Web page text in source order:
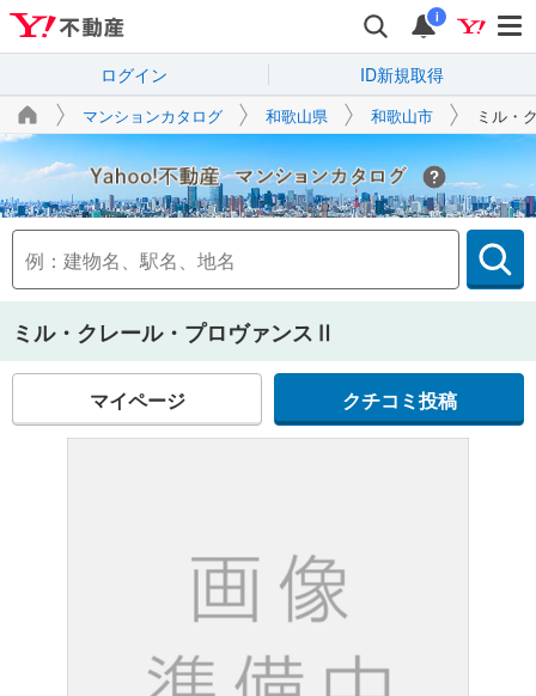
i
ログイン ID新規取得
マンションカタログ 和歌山県 和歌山市 ミル・
Yahoo!不動産
ミル・クレール・プロヴァンスⅡ
マイページ クチコミ投稿